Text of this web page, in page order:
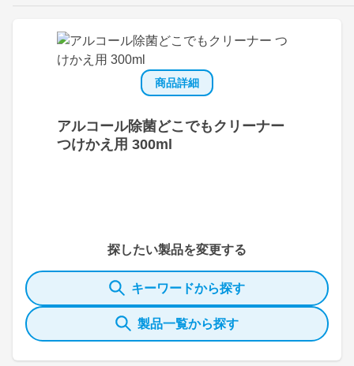
商品詳細
アルコール除菌どこでもクリーナー
つけかえ用 300ml
探したい製品を変更する
キーワードから探す
製品一覧から探す